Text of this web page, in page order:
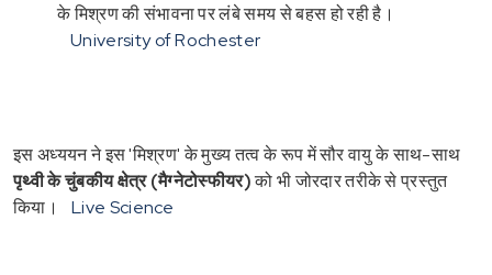
के मिश्रण की संभावना पर लंबे समय से बहस हो रही है।
University of Rochester
इस अध्ययन ने इस 'मिश्रण' के मुख्य तत्व के रूप में सौर वायु के साथ-साथ
पृथ्वी के चुंबकीय क्षेत्र (मैग्नेटोस्फीयर)को भी जोरदार तरीके से प्रस्तुत
किया।
Live Science